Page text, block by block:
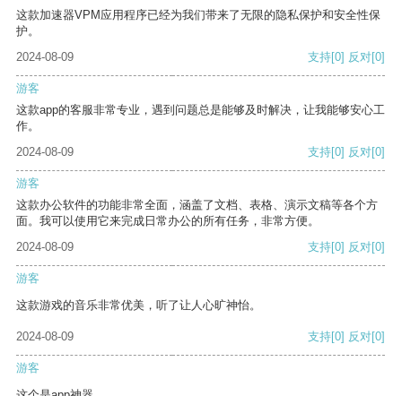
这款加速器VPM应用程序已经为我们带来了无限的隐私保护和安全性保
护。
2024-08-09
支持[0] 反对[0]
游客
这款app的客服非常专业，遇到问题总是能够及时解决，让我能够安心工
作。
2024-08-09
支持[0] 反对[0]
游客
这款办公软件的功能非常全面，涵盖了文档、表格、演示文稿等各个方
面。我可以使用它来完成日常办公的所有任务，非常方便。
2024-08-09
支持[0] 反对[0]
游客
这款游戏的音乐非常优美，听了让人心旷神怡。
2024-08-09 支持[0] 反对[0]
游客